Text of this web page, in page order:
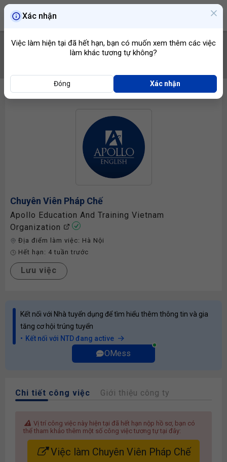
Chuyên Viên Pháp Chế
Apollo Education And Training Vietnam
Organization
Địa điểm làm việc: Hà Nội
Hết hạn: 4 tuần trước
Lưu việc
Kết nối với Nhà tuyển dụng để tìm hiểu thêm thông tin và gia
tăng cơ hội trúng tuyển
Kết nối với NTD đang active
OMess
Chi tiết công việc Giới thiệu công ty
Vị trí công việc này hiện tại đã hết hạn nộp hồ sơ, bạn có
thể tham khảo thêm một số công việc tương tự tại đây:
Việc làm Chuyên Viên Pháp Chế
Xác nhận
Việc làm hiện tại đã hết hạn, bạn có muốn xem thêm các việc
làm khác tương tự không?
Đóng Xác nhận